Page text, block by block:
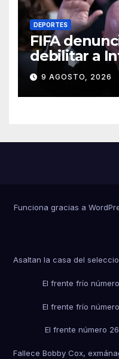
DEPORTES
FIFA
debilitar a
propio
9 AGOSTO, 2026
Funciona gracias a
Asaltan la casa del
El frente frío
El frente frío
El frente número
Fallece Bobby Cox,